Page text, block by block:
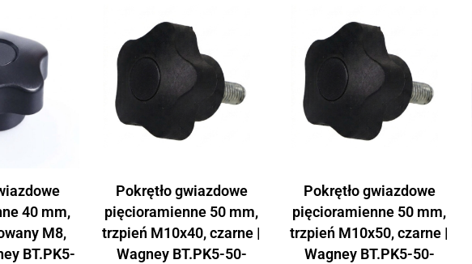
40 mm,
M8,
BT.PK5-
Pokrętło gwiazdowe
pięcioramienne 50 mm,
trzpień M10x40, czarne |
Wagney BT.PK5-50-
Pokrętło gwiazdowe
pięcioramienne 50 mm,
trzpień M10x50, czarne |
Wagney BT.PK5-50-